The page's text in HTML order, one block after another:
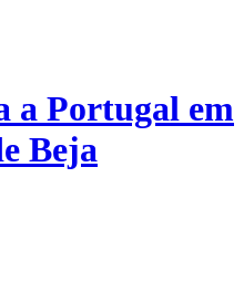
a Portugal em
Beja